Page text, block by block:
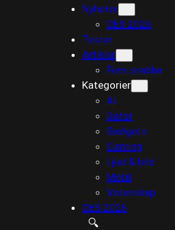
Nyheter
CES 2026
Tester
Artiklar
Fem snabba
Kategorier
AI
Dator
Gadgets
Gaming
Ljud & bild
Mobil
Vetenskap
CES 2026
🔍